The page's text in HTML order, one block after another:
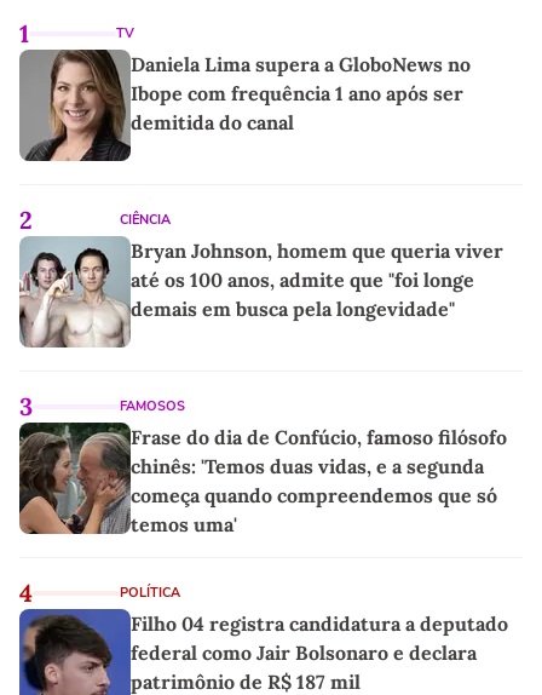
1 TV
Daniela Lima supera a GloboNews no
Ibope com frequência 1 ano após ser
demitida do canal
2 CIÊNCIA
Bryan Johnson, homem que queria viver
até os 100 anos, admite que "foi longe
demais em busca pela longevidade"
3 FAMOSOS
Frase do dia de Confúcio, famoso filósofo
chinês: 'Temos duas vidas, e a segunda
começa quando compreendemos que só
temos uma'
4 POLÍTICA
Filho 04 registra candidatura a deputado
federal como Jair Bolsonaro e declara
patrimônio de R$ 187 mil